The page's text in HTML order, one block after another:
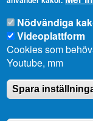
Telefonnummer:
+358 18 25000
E-
post:
Fler:
Kontakta
Nödvändiga
Videoplattform
Cookies som
Youtube, mm
Spara